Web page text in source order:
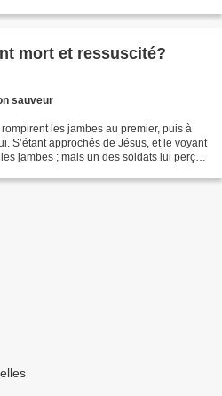
mort et ressuscité?
sauveur
les jambes au premier, puis à
S’étant approchés de Jésus, et le voyant
jambes ; mais un des soldats lui perça